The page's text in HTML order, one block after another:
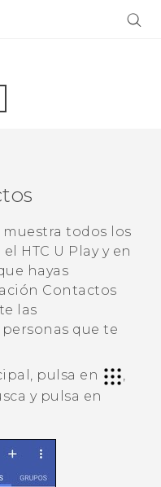
muestra todos los
HTC U Playy en
hayas
Contactos
las
que te
, pulsa en
,
y pulsa en